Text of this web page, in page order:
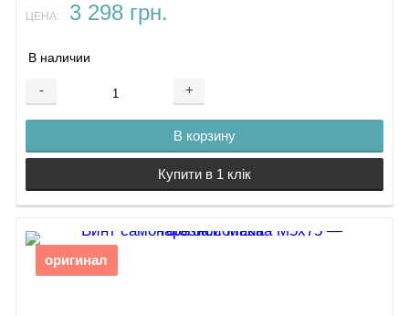
ЦЕНА: 3 298 грн.
В наличии
- +
В корзину
Купити в 1 клік
оригинал